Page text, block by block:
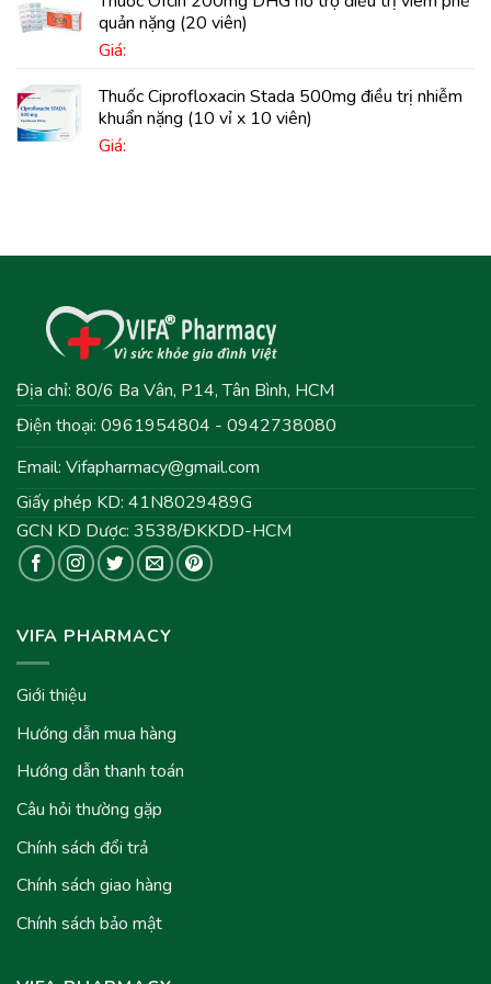
quản nặng (20 viên)
Giá:
Thuốc Ciprofloxacin Stada 500mg điều trị nhiễm
khuẩn nặng (10 vỉ x 10 viên)
Giá:
Địa chỉ: 80/6 Ba Vân, P14, Tân Bình, HCM
Điện thoại: 0961954804 - 0942738080
Email: Vifapharmacy@gmail.com
Giấy phép KD: 41N8029489G
GCN KD Dược: 3538/ĐKKDD-HCM
VIFA PHARMACY
Giới thiệu
Hướng dẫn mua hàng
Hướng dẫn thanh toán
Câu hỏi thường gặp
Chính sách đổi trả
Chính sách giao hàng
Chính sách bảo mật